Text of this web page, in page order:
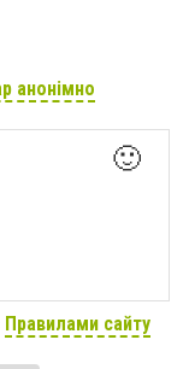
анонімно
🙂
Правилами сайту